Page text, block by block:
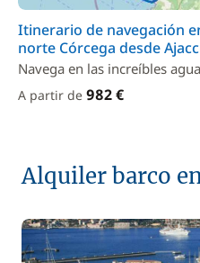
Itinerario de navegación
norte Córcega desde
Navega en las increíbles
A partir de 982 €
Alquiler barco